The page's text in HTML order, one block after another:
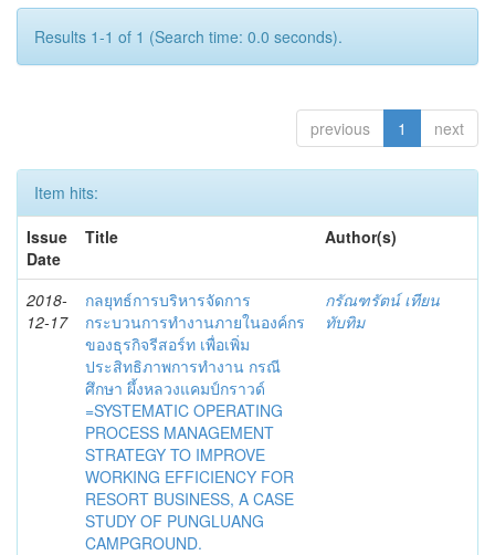
Results 1-1 of 1 (Search time: 0.0 seconds).
previous 1 next
Item hits:
Issue
Date
Title Author(s)
2018-
12-17
กลยุทธ์การบริหารจัดการ
กระบวนการทำงานภายในองค์กร
ของธุรกิจรีสอร์ท เพื่อเพิ่ม
ประสิทธิภาพการทำงาน กรณี
ศึกษา ผึ้งหลวงแคมป์กราวด์
=SYSTEMATIC OPERATING
PROCESS MANAGEMENT
STRATEGY TO IMPROVE
WORKING EFFICIENCY FOR
RESORT BUSINESS, A CASE
STUDY OF PUNGLUANG
CAMPGROUND.
กรัณฑรัตน์ เทียน
ทับทิม